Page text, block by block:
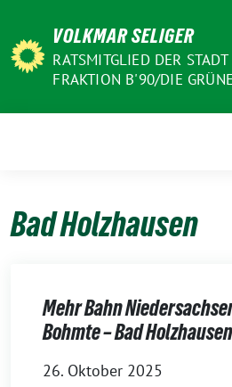
zum
Inhalt
VOLKMAR SELIGER
RATSMITGLIED DER
FRAKTION B'90/DIE
Bad Holzhausen
Mehr Bahn
Bohmte – Bad Holzhausen
26. Oktober 2025